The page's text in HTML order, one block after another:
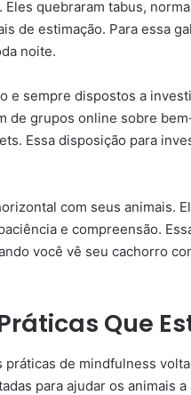
quebraram tabus,
de estimação. Para essa
noite.
sempre dispostos a
grupos online sobre
Essa disposição para
com seus animais.
e compreensão.
você vê seu cachorro
Que
de mindfulness
para ajudar os animais